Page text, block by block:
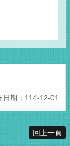
日期：114-12-01
回上一頁